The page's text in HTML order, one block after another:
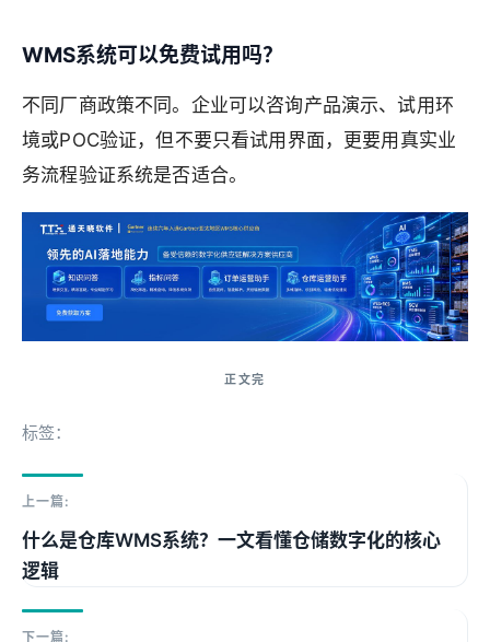
WMS系统可以免费试用吗？
不同厂商政策不同。企业可以咨询产品演示、试用环
境或POC验证，但不要只看试用界面，更要用真实业
务流程验证系统是否适合。
标签：
上一篇:
什么是仓库WMS系统？一文看懂仓储数字化的核心
逻辑
下一篇: